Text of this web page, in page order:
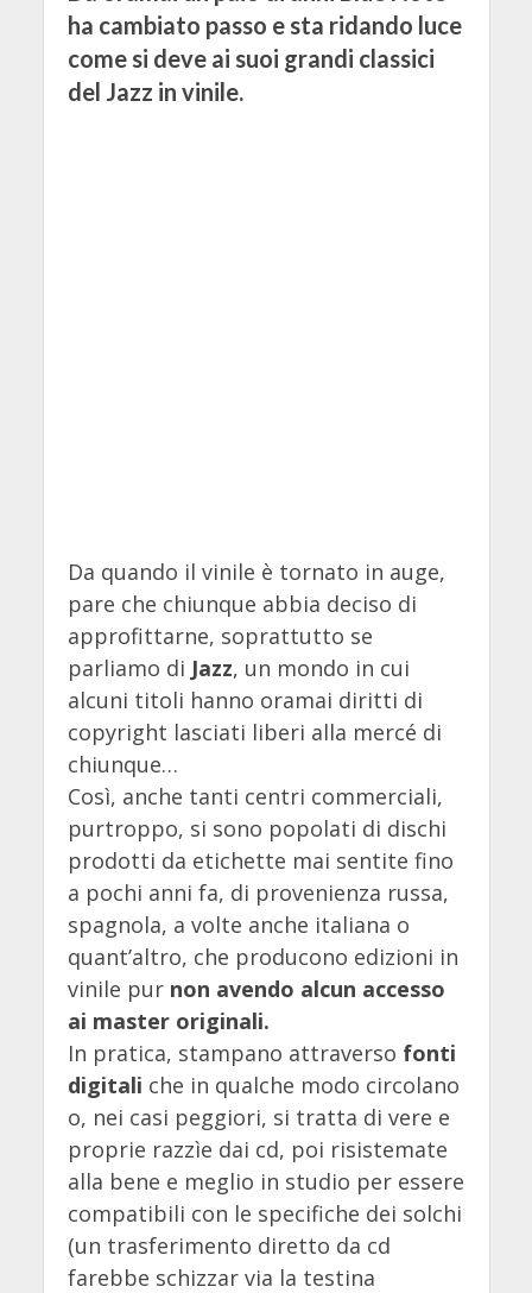
ha cambiato passo e sta ridando luce
come si deve ai suoi grandi classici
del Jazz in vinile.
Da quando il vinile è tornato in auge,
pare che chiunque abbia deciso di
approfittarne, soprattutto se
parliamo di Jazz, un mondo in cui
alcuni titoli hanno oramai diritti di
copyright lasciati liberi alla mercé di
chiunque…
Così, anche tanti centri commerciali,
purtroppo, si sono popolati di dischi
prodotti da etichette mai sentite fino
a pochi anni fa, di provenienza russa,
spagnola, a volte anche italiana o
quant’altro, che producono edizioni in
vinile pur non avendo alcun accesso
ai master originali.
In pratica, stampano attraverso fonti
digitali che in qualche modo circolano
o, nei casi peggiori, si tratta di vere e
proprie razzìe dai cd, poi risistemate
alla bene e meglio in studio per essere
compatibili con le specifiche dei solchi
(un trasferimento diretto da cd
farebbe schizzar via la testina